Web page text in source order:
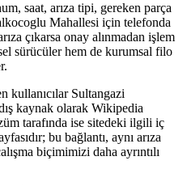
saat, arıza tipi, gereken parça
Mahallesi için telefonda
çıkarsa onay alınmadan işlem
sürücüler hem de kurumsal filo
kullanıcılar Sultangazi
kaynak olarak Wikipedia
tarafında ise sitedeki ilgili iç
bu bağlantı, aynı arıza
biçimimizi daha ayrıntılı